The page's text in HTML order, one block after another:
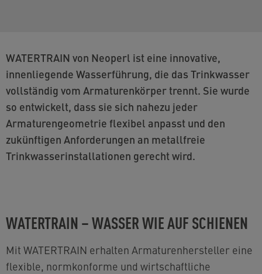
WATERTRAIN von Neoperl ist eine innovative,
innenliegende Wasserführung, die das Trinkwasser
vollständig vom Armaturenkörper trennt. Sie wurde
so entwickelt, dass sie sich nahezu jeder
Armaturengeometrie flexibel anpasst und den
zukünftigen Anforderungen an metallfreie
Trinkwasserinstallationen gerecht wird.
WATERTRAIN – WASSER WIE AUF SCHIENEN
Mit WATERTRAIN erhalten Armaturenhersteller eine
flexible, normkonforme und wirtschaftliche